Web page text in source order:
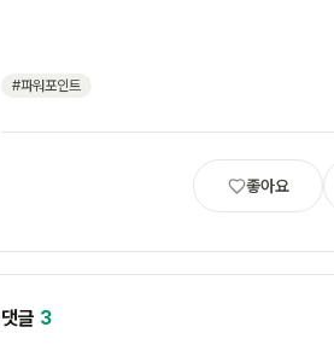
#파워포인트
좋아요
댓글 3